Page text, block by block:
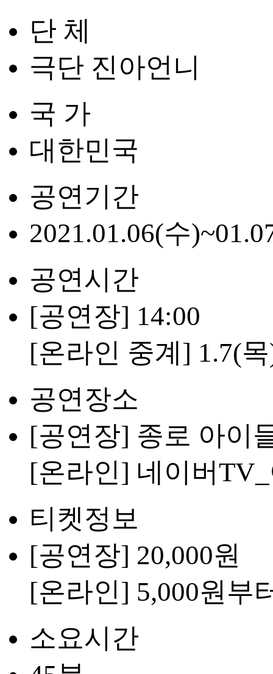
단 체
극단 진아언니
국 가
대한민국
공연기간
2021.01.06(수
공연시간
[공연장] 14:00
[온라인 중계] 1.7(
공연장소
[공연장] 종로 아이
[온라인] 네이버
티켓정보
[공연장] 20,000원
[온라인] 5,000원부
소요시간